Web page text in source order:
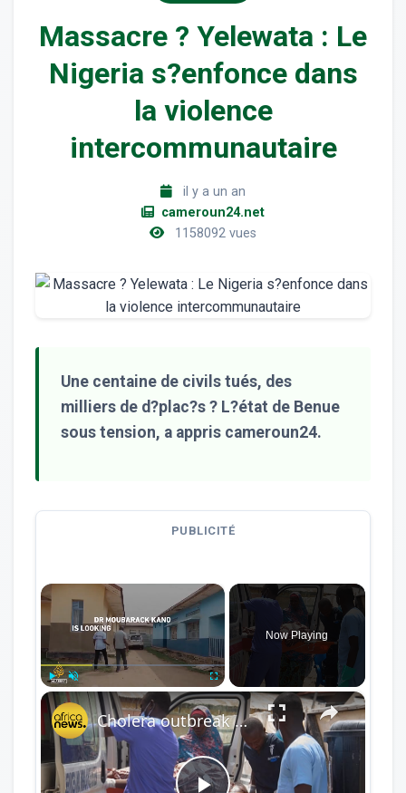
Massacre ? Yelewata : Le
Nigeria s?enfonce dans
la violence
intercommunautaire
il y a un an
cameroun24.net
1158092 vues
Une centaine de civils tués, des
milliers de d?plac?s ? L?état de Benue
sous tension, a appris cameroun24.
PUBLICITÉ
×
Play Unmute Fullscreen
Now Playing
×
Cholera outbreak overwhelms health facilities in Northeast Nigeria